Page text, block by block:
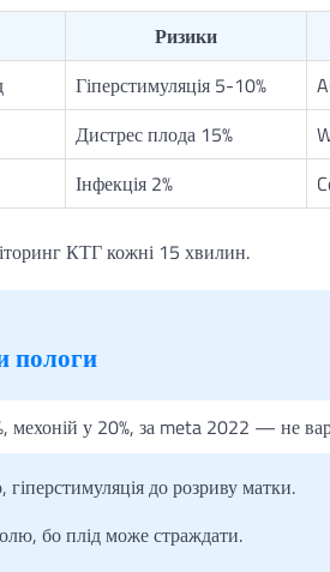
Ризики
Гіперстимуляція 5-10%
Дистрес плода 15%
Інфекція 2%
КТГ кожні 15 хвилин.
пологи
мехоній у 20%, за meta 2022 — не
до розриву матки.
бо плід може страждати.